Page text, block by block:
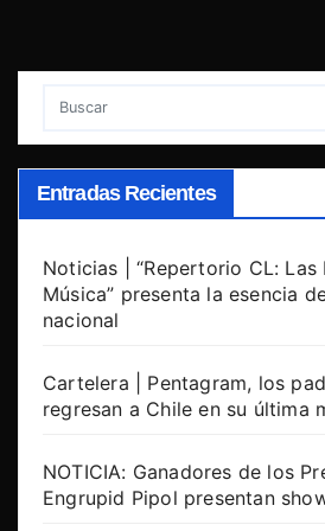
Entradas Recientes
Noticias | “Repertorio CL: Las
Música” presenta la esencia
nacional
Cartelera | Pentagram, los
regresan a Chile en su última
NOTICIA: Ganadores de los
Engrupid Pipol presentan